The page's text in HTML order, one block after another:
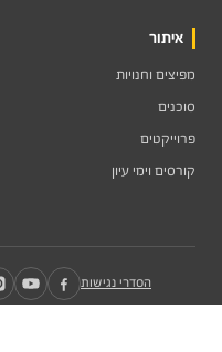
איתור
מפיצים וחנויות
סוכנים
פרוייקטים
קורסים וימי עיון
הסדרי נגישות